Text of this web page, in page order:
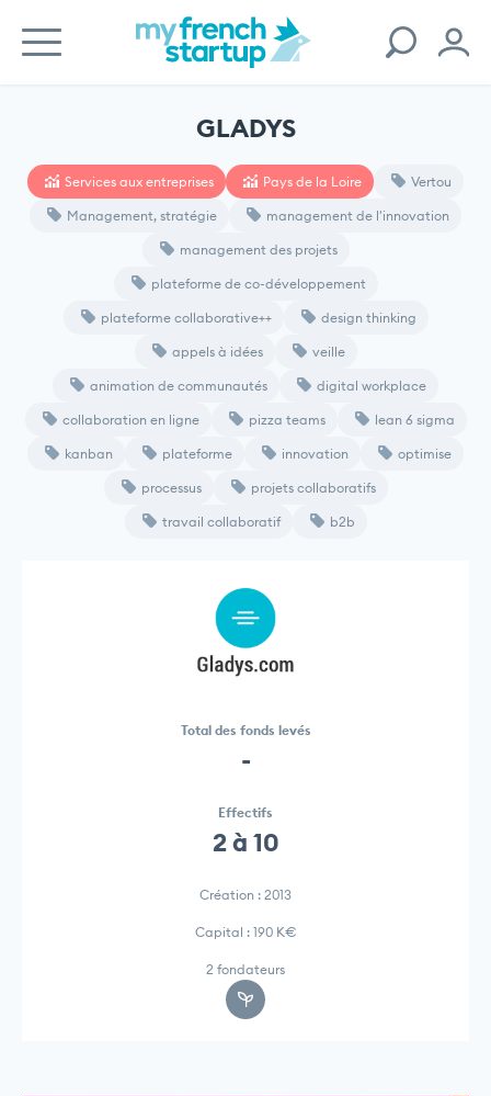
GLADYS
Services aux entreprises Pays de la Loire Vertou
Management, stratégie management de l'innovation
management des projets
plateforme de co-développement
plateforme collaborative++ design thinking
appels à idées veille
animation de communautés digital workplace
collaboration en ligne pizza teams lean 6 sigma
kanban plateforme innovation optimise
processus projets collaboratifs
travail collaboratif b2b
Total des fonds levés
-
Effectifs
2 à 10
Création : 2013
Capital : 190 K€
2 fondateurs